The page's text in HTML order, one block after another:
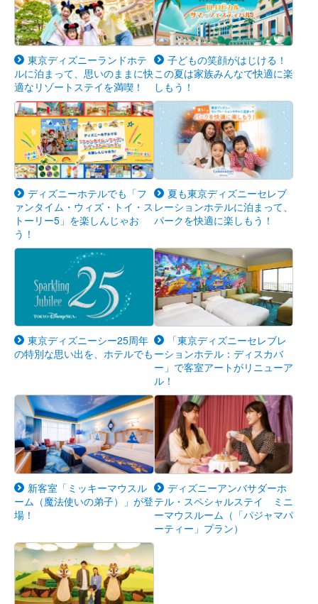
東京ディズニーランドホテ
ルに泊まって、思いのままに快
適なリゾートステイを満喫！
子どもの笑顔がはじける！
この夏は家族みんなで快適に楽
しもう！
ディズニーホテルでも「フ
ァンタイム・ウィズ・トイ・ス
トーリー5」を楽しんじゃお
う！
夏も東京ディズニーセレブ
レーションホテルに泊まって、
パークを快適に楽しもう！
東京ディズニーシー25周年
の特別な思い出を、ホテルでも
「東京ディズニーセレブレ
ーションホテル：ディスカバ
ー」で客室アートがリニューア
ル！
新客室「ミッキーマウスル
ーム（魔法使いの弟子）」が登
場！
ディズニーアンバサダーホ
テル・スペシャルステイ ミニ
ーマウスルーム（「パジャマパ
ーティー」プラン）